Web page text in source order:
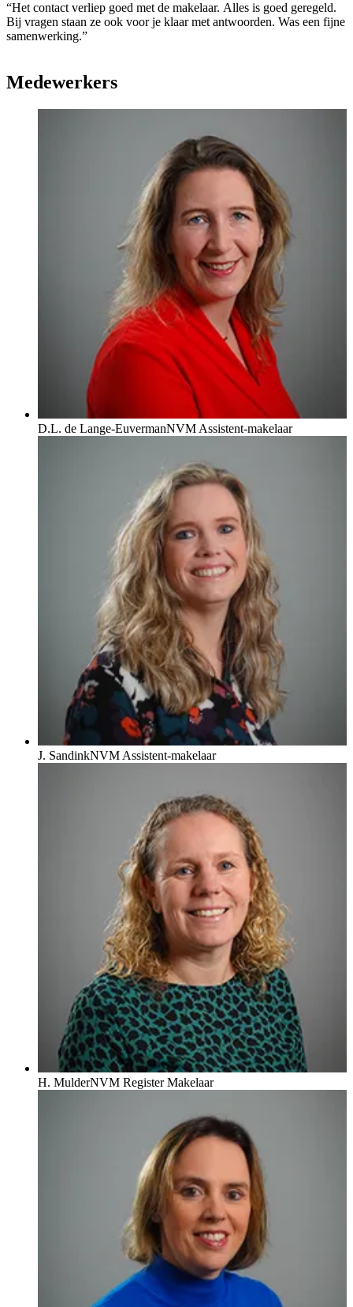
“Het contact verliep goed met de makelaar. Alles is goed geregeld.
Bij vragen staan ze ook voor je klaar met antwoorden. Was een fijne
samenwerking.”
Medewerkers
D.L. de Lange-EuvermanNVM Assistent-makelaar
J. SandinkNVM Assistent-makelaar
H. MulderNVM Register Makelaar